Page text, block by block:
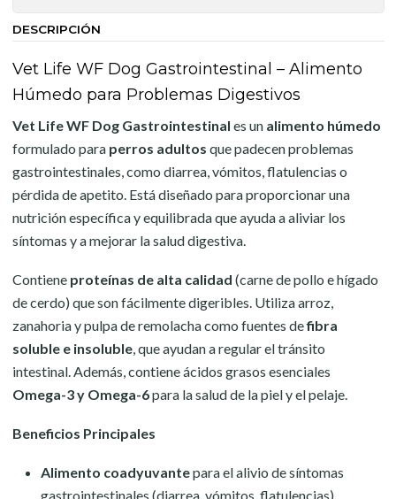
DESCRIPCIÓN
Vet Life WF Dog Gastrointestinal – Alimento
Húmedo para Problemas Digestivos
Vet Life WF Dog Gastrointestinal es un alimento húmedo
formulado para perros adultos que padecen problemas
gastrointestinales, como diarrea, vómitos, flatulencias o
pérdida de apetito. Está diseñado para proporcionar una
nutrición específica y equilibrada que ayuda a aliviar los
síntomas y a mejorar la salud digestiva.
Contiene proteínas de alta calidad (carne de pollo e hígado
de cerdo) que son fácilmente digeribles. Utiliza arroz,
zanahoria y pulpa de remolacha como fuentes defibra
soluble e insoluble, que ayudan a regular el tránsito
intestinal. Además, contiene ácidos grasos esenciales
Omega-3 y Omega-6para la salud de la piel y el pelaje.
Beneficios Principales
Alimento coadyuvantepara el alivio de síntomas
gastrointestinales (diarrea, vómitos, flatulencias).